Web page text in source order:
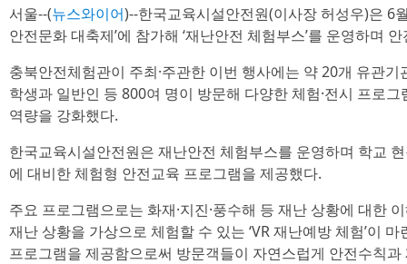
서울--(뉴스와이어)--한국교육시설안전원(이사장 허성우)은 6
안전문화 대축제’에 참가해 ‘재난안전 체험부스’를 운영하며
충북안전체험관이 주최·주관한 이번 행사에는 약 20개 유관
학생과 일반인 등 800여 명이 방문해 다양한 체험·전시 프로
역량을 강화했다.
한국교육시설안전원은 재난안전 체험부스를 운영하며 학교
에 대비한 체험형 안전교육 프로그램을 제공했다.
주요 프로그램으로는 화재·지진·풍수해 등 재난 상황에 대한
재난 상황을 가상으로 체험할 수 있는 ‘VR 재난예방 체험’이
프로그램을 제공함으로써 방문객들이 자연스럽게 안전수칙